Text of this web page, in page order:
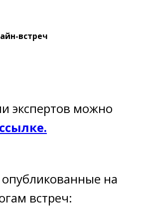
встреч
экспертов можно
на
встреч: